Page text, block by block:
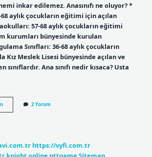
inkar edilemez. Anasınıfı ne oluyor? *
aylık çocukların eğitimi için açılan
57-68 aylık çocukların eğitimi
kurumları bünyesinde kurulan
Sınıfları: 36-68 aylık çocukların
Kız Meslek Lisesi bünyesinde açılan ve
Ana sınıfı nedir kısaca? Usta
Anaokuluna
Neden
2 Yorum
https://vyfi.com.tr